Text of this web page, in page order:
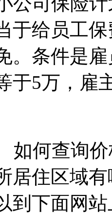
于给员工
。条件是
于5万，雇
何查询价
居住区域
到下面网